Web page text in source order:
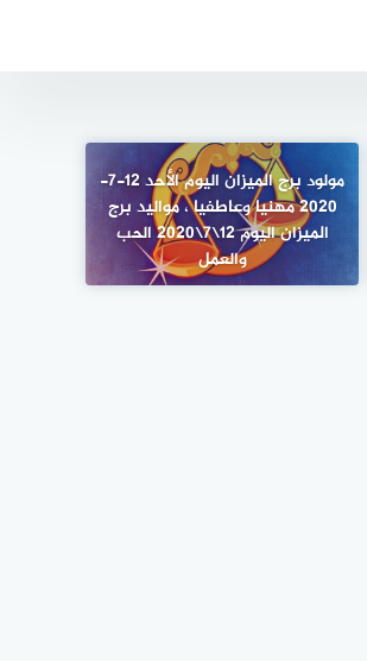
مولود برج الميزان اليوم الأحد 12-7-
2020 مهنيا وعاطفيا ، مواليد برج
الميزان اليوم 12\7\2020 الحب
والعمل